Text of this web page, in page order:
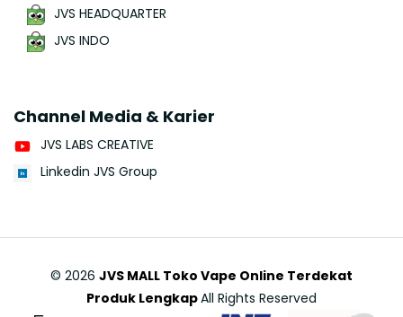
JVS HEADQUARTER
JVS INDO
Channel Media & Karier
JVS LABS CREATIVE
Linkedin JVS Group
© 2026 JVS MALL Toko Vape Online Terdekat
Produk LengkapAll Rights Reserved